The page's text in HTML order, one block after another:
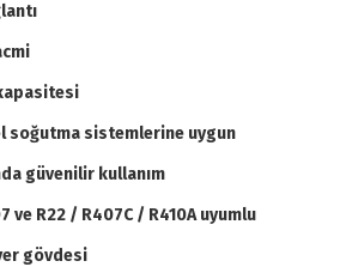
soğutma sistemlerine uygun
güvenilir kullanım
ve R22 / R407C / R410A uyumlu
gövdesi